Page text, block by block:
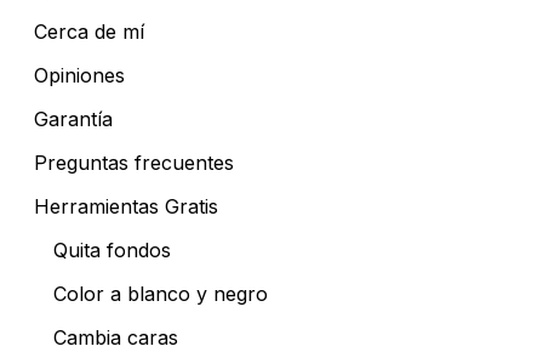
Cerca de mí
Opiniones
Garantía
Preguntas frecuentes
Herramientas Gratis
Quita fondos
Color a blanco y negro
Cambia caras